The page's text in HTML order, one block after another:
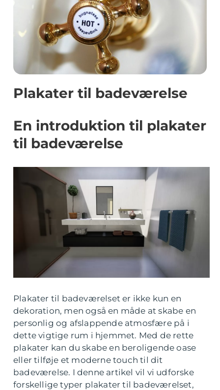
Plakater til badeværelse
En introduktion til plakater
til badeværelse
Plakater til badeværelset er ikke kun en
dekoration, men også en måde at skabe en
personlig og afslappende atmosfære på i
dette vigtige rum i hjemmet. Med de rette
plakater kan du skabe en beroligende oase
eller tilføje et moderne touch til dit
badeværelse. I denne artikel vil vi udforske
forskellige typer plakater til badeværelset,